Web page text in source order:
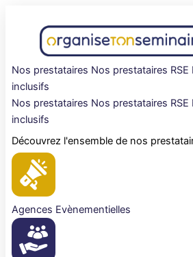
Nos prestataires Nos prestataires RSE
inclusifs
Nos prestataires Nos prestataires RSE
inclusifs
Découvrez l'ensemble de nos
Agences Evènementielles